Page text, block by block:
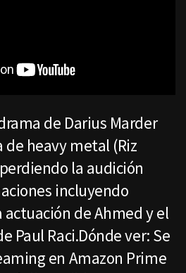
de Darius Marder
heavy metal (Riz
la audición
incluyendo
actuación de Ahmed y el
Paul Raci.Dónde ver: Se
en Amazon Prime